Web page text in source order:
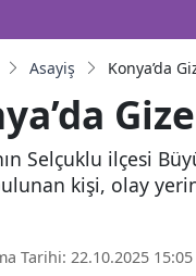
Asayiş Konya’da
Selçuklu ilçesi
kişi, olay
Tarihi: 22.10.2025 15:05